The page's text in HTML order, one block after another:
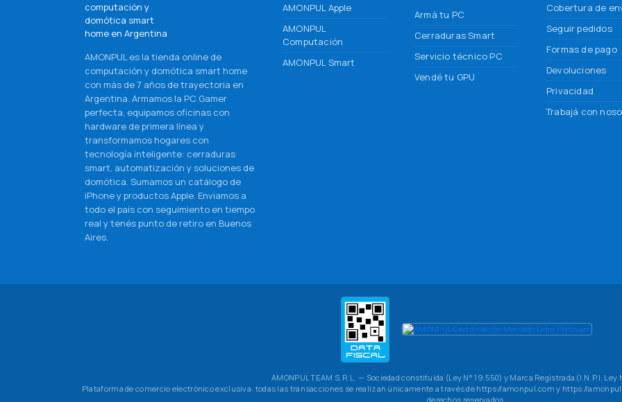
AMONPUL es la tienda online de
computación y domótica smart home
con más de 7 años de trayectoria en
Argentina. Armamos la PC Gamer
perfecta, equipamos oficinas con
hardware de primera línea y
transformamos hogares con
tecnología inteligente: cerraduras
smart, automatización y soluciones de
domótica. Sumamos un catálogo de
iPhone y productos Apple. Enviamos a
todo el país con seguimiento en tiempo
real y tenés punto de retiro en Buenos
Aires.
AMONPUL Apple
AMONPUL
Computación
AMONPUL Smart
Armá tu PC
Cerraduras Smart
Servicio técnico PC
Vendé tu GPU
Cobertura de
Seguir pedidos
Formas de pago
Devoluciones
Privacidad
Trabajá con
AMONPUL TEAM S.R.L. — Sociedad constituida (Ley N° 19.550) y Marca Registrada (I.N.P.I. Ley
Plataforma de comercio electrónico exclusiva: todas las transacciones se realizan únicamente a través de https://amonpul.com y https://
derechos reservados.